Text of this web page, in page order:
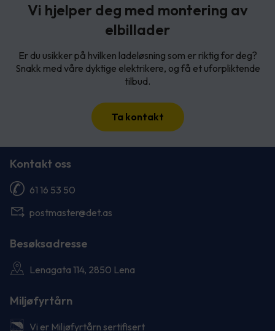
Vi hjelper deg med montering av
elbillader
Er du usikker på hvilken ladeløsning som er riktig for deg?
Snakk med våre dyktige elektrikere, og få et uforpliktende
tilbud.
Ta kontakt
Kontakt oss
61 16 53 50
postmaster@det.as
Besøksadresse
Lenagata 114, 2850 Lena
Miljøfyrtårn
Vi er Miljøfyrtårn sertifisert